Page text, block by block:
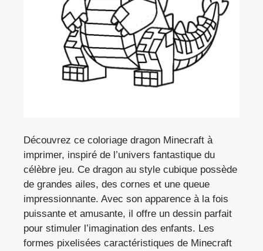
Découvrez ce coloriage dragon Minecraft à
imprimer, inspiré de l’univers fantastique du
célèbre jeu. Ce dragon au style cubique possède
de grandes ailes, des cornes et une queue
impressionnante. Avec son apparence à la fois
puissante et amusante, il offre un dessin parfait
pour stimuler l’imagination des enfants. Les
formes pixelisées caractéristiques de Minecraft